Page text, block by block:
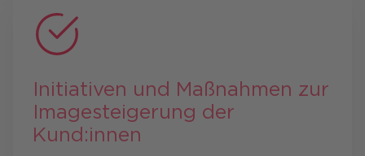
Initiativen und Maßnahmen zur
Image­steigerung der
Kund:innen